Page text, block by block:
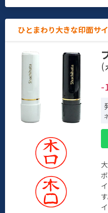
ひとまわり大きな印面サ
(
-
す